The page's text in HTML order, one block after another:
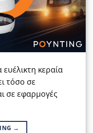
ευέλικτη κεραία
τόσο σε
σε εφαρμογές
→